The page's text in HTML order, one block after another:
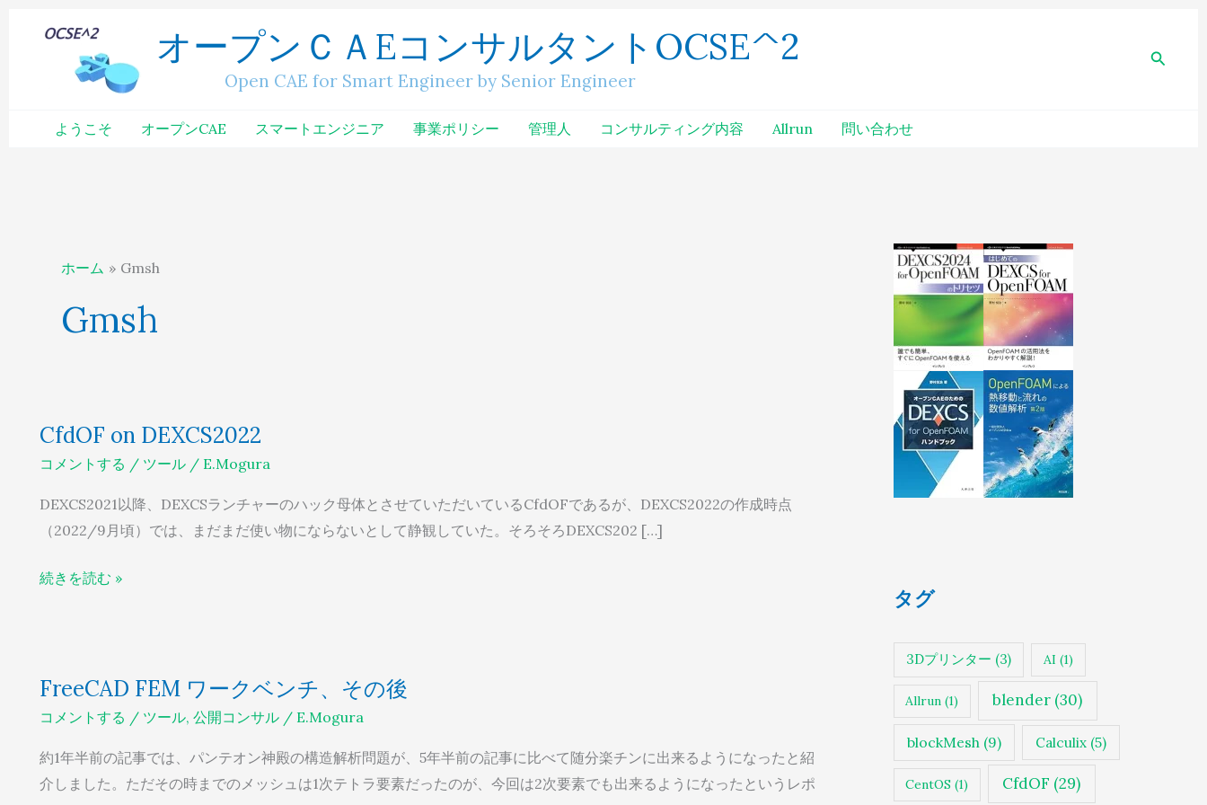
オープンＣＡEコンサルタントOCSE^2
Open CAE for Smart Engineer by Senior Engineer
検
ようこそ オープンCAE スマートエンジニア 事業ポリシー 管理人 コンサルティング内容 Allrun 問い合わせ
ホーム Gmsh
Gmsh
CfdOF on DEXCS2022
コメントする / ツール / E.Mogura
DEXCS2021以降、DEXCSランチャーのハック母体とさせていただいているCfdOFであるが、DEXCS2022の作成時点
（2022/9月頃）では、まだまだ使い物にならないとして静観していた。そろそろDEXCS202 […]
on
DEXCS2022
続きを読む »
FreeCAD FEM ワークベンチ、その後
コメントする / ツール, 公開コンサル / E.Mogura
約1年半前の記事では、パンテオン神殿の構造解析問題が、5年半前の記事に比べて随分楽チンに出来るようになったと紹
介しました。ただその時までのメッシュは1次テトラ要素だったのが、今回は2次要素でも出来るようになったというレポ
FEM
ワ
ク
ベ
タグ
3Dプリンター (3) AI (1)
Allrun (1) blender (30)
blockMesh (9) Calculix(5)
CentOS (1) CfdOF (29)
去